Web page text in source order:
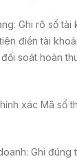
Ghi rõ số tài
điền tài
soát hoàn
xác Mã số
Ghi đúng